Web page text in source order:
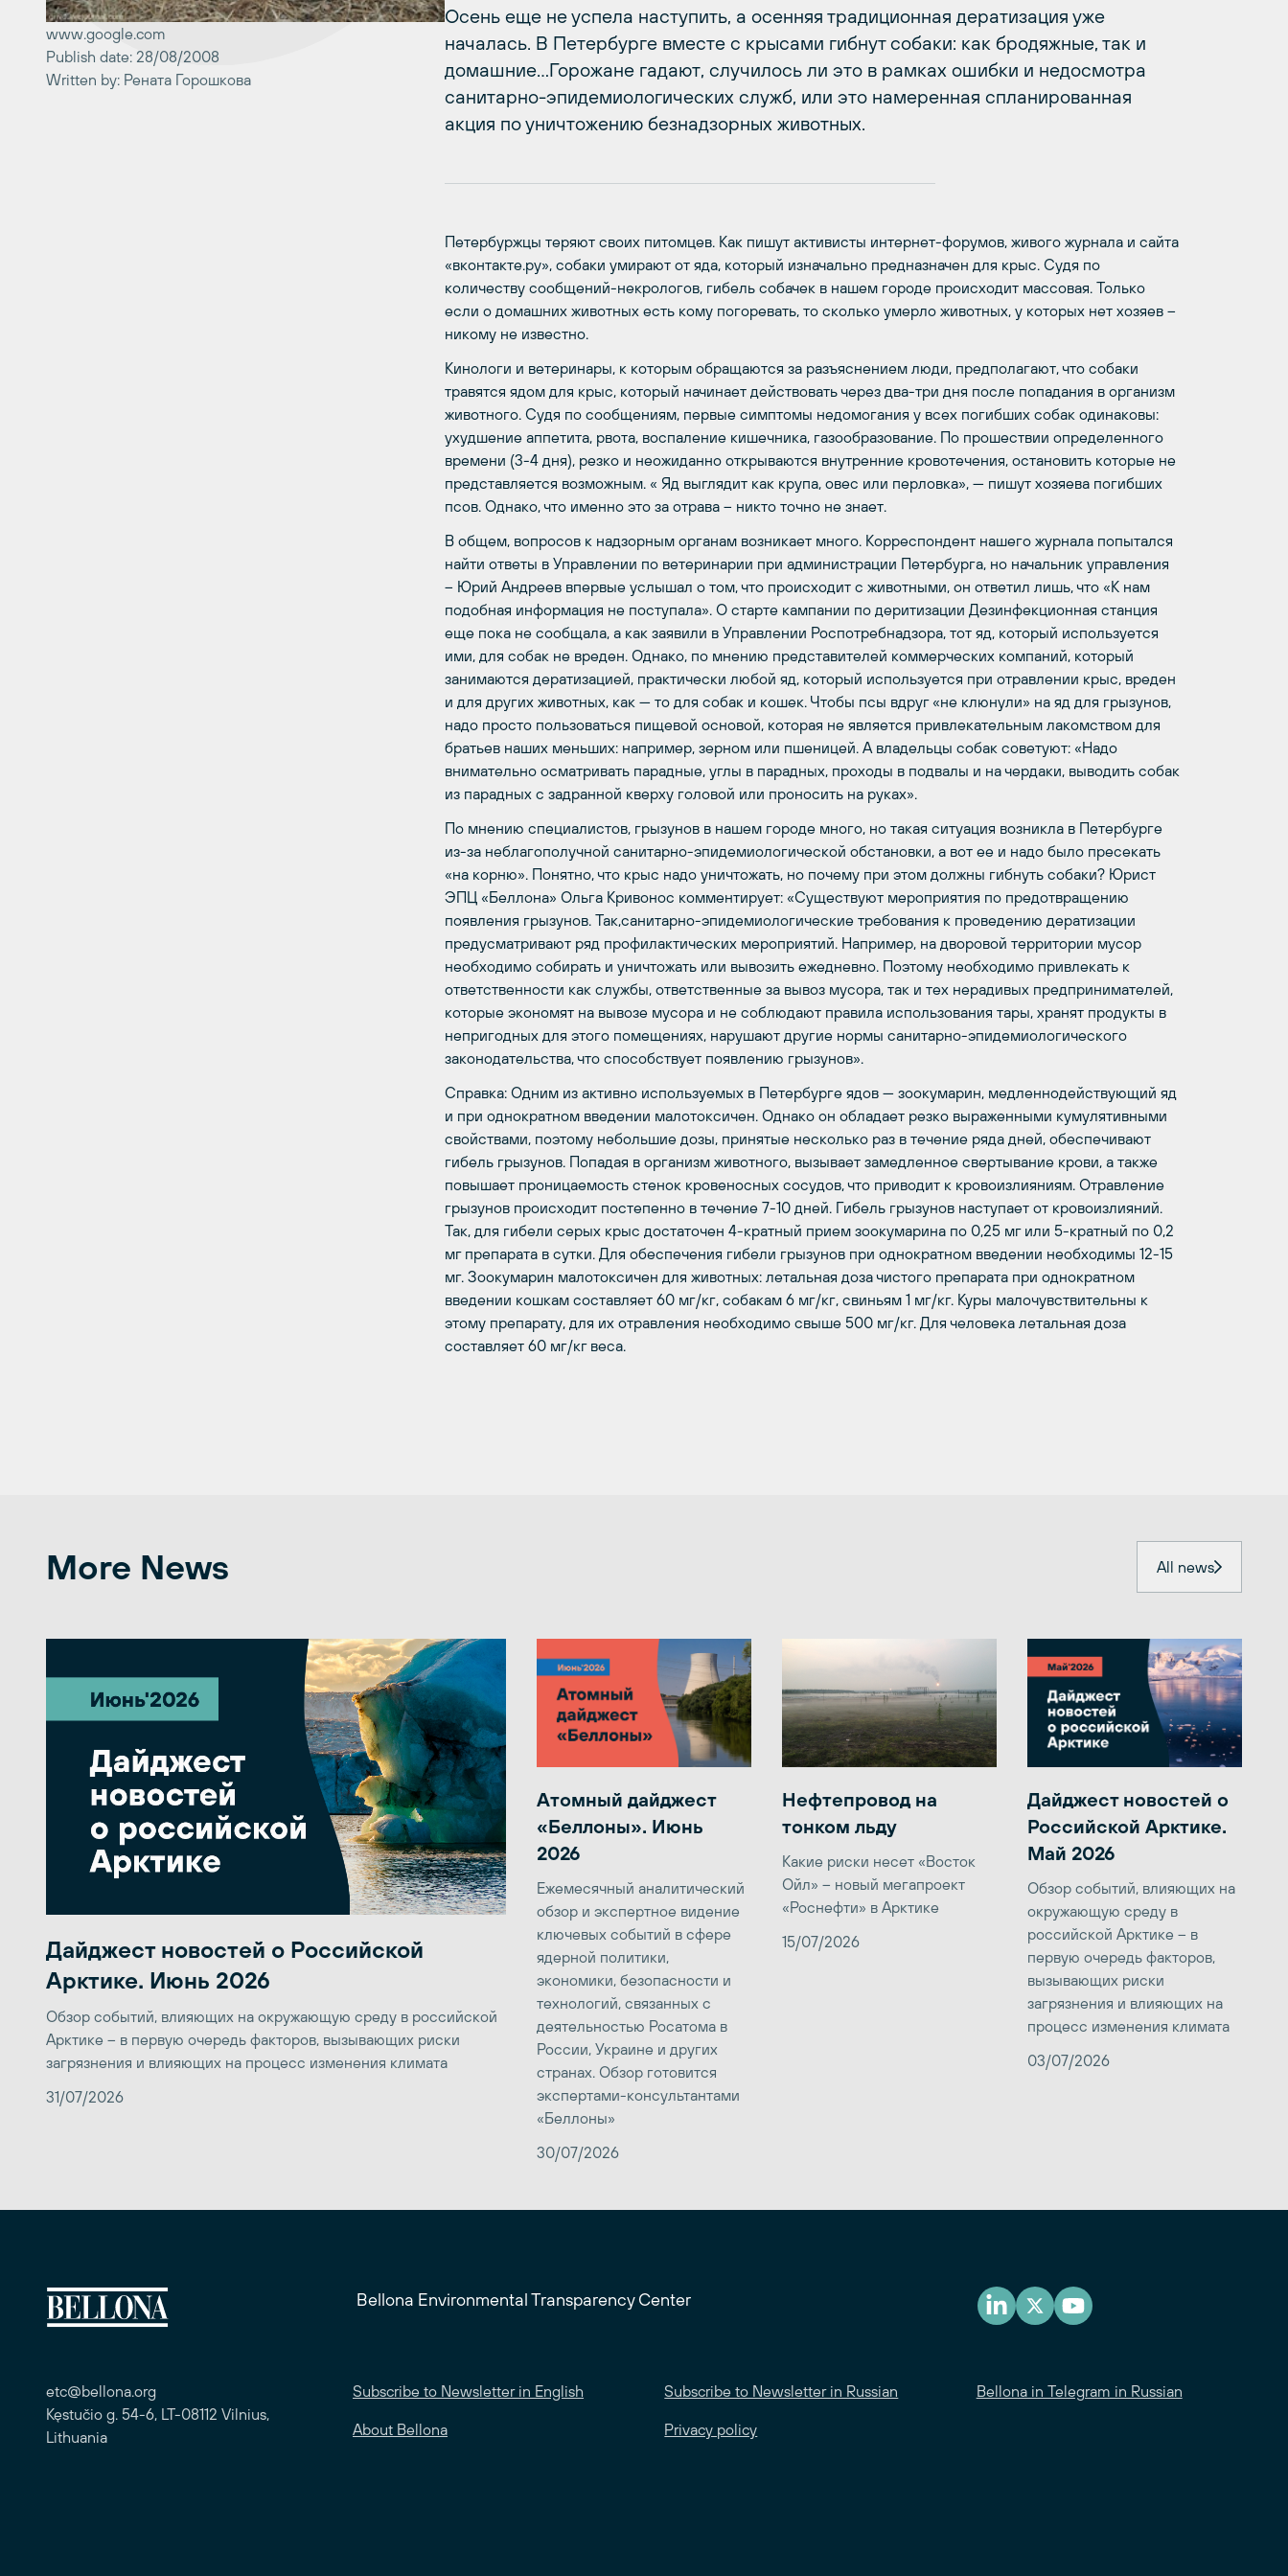
www.google.com
Publish date: 28/08/2008
Written by: Рената Горошкова
Осень еще не успела наступить, а осенняя традиционная дератизация уже
началась. В Петербурге вместе с крысами гибнут собаки: как бродяжные, так и
домашние…Горожане гадают, случилось ли это в рамках ошибки и недосмотра
санитарно-эпидемиологических служб, или это намеренная спланированная
акция по уничтожению безнадзорных животных.
Петербуржцы теряют своих питомцев. Как пишут активисты интернет-форумов, живого журнала и сайта
«вконтакте.ру», собаки умирают от яда, который изначально предназначен для крыс. Судя по
количеству сообщений-некрологов, гибель собачек в нашем городе происходит массовая. Только
если о домашних животных есть кому погоревать, то сколько умерло животных, у которых нет хозяев –
никому не известно.
Кинологи и ветеринары, к которым обращаются за разъяснением люди, предполагают, что собаки
травятся ядом для крыс, который начинает действовать через два-три дня после попадания в организм
животного. Судя по сообщениям, первые симптомы недомогания у всех погибших собак одинаковы:
ухудшение аппетита, рвота, воспаление кишечника, газообразование. По прошествии определенного
времени (3-4 дня), резко и неожиданно открываются внутренние кровотечения, остановить которые не
представляется возможным. « Яд выглядит как крупа, овес или перловка», — пишут хозяева погибших
псов. Однако, что именно это за отрава – никто точно не знает.
В общем, вопросов к надзорным органам возникает много. Корреспондент нашего журнала попытался
найти ответы в Управлении по ветеринарии при администрации Петербурга, но начальник управления
– Юрий Андреев впервые услышал о том, что происходит с животными, он ответил лишь, что «К нам
подобная информация не поступала». О старте кампании по деритизации Дезинфекционная станция
еще пока не сообщала, а как заявили в Управлении Роспотребнадзора, тот яд, который используется
ими, для собак не вреден. Однако, по мнению представителей коммерческих компаний, который
занимаются дератизацией, практически любой яд, который используется при отравлении крыс, вреден
и для других животных, как — то для собак и кошек. Чтобы псы вдруг «не клюнули» на яд для грызунов,
надо просто пользоваться пищевой основой, которая не является привлекательным лакомством для
братьев наших меньших: например, зерном или пшеницей. А владельцы собак советуют: «Надо
внимательно осматривать парадные, углы в парадных, проходы в подвалы и на чердаки, выводить собак
из парадных с задранной кверху головой или проносить на руках».
По мнению специалистов, грызунов в нашем городе много, но такая ситуация возникла в Петербурге
из-за неблагополучной санитарно-эпидемиологической обстановки, а вот ее и надо было пресекать
«на корню». Понятно, что крыс надо уничтожать, но почему при этом должны гибнуть собаки? Юрист
ЭПЦ «Беллона» Ольга Кривонос комментирует: «Существуют мероприятия по предотвращению
появления грызунов. Так,санитарно-эпидемиологические требования к проведению дератизации
предусматривают ряд профилактических мероприятий. Например, на дворовой территории мусор
необходимо собирать и уничтожать или вывозить ежедневно. Поэтому необходимо привлекать к
ответственности как службы, ответственные за вывоз мусора, так и тех нерадивых предпринимателей,
которые экономят на вывозе мусора и не соблюдают правила использования тары, хранят продукты в
непригодных для этого помещениях, нарушают другие нормы санитарно-эпидемиологического
законодательства, что способствует появлению грызунов».
Справка: Одним из активно используемых в Петербурге ядов — зоокумарин, медленнодействующий яд
и при однократном введении малотоксичен. Однако он обладает резко выраженными кумулятивными
свойствами, поэтому небольшие дозы, принятые несколько раз в течение ряда дней, обеспечивают
гибель грызунов. Попадая в организм животного, вызывает замедленное свертывание крови, а также
повышает проницаемость стенок кровеносных сосудов, что приводит к кровоизлияниям. Отравление
грызунов происходит постепенно в течение 7-10 дней. Гибель грызунов наступает от кровоизлияний.
Так, для гибели серых крыс достаточен 4-кратный прием зоокумарина по 0,25 мг или 5-кратный по 0,2
мг препарата в сутки. Для обеспечения гибели грызунов при однократном введении необходимы 12-15
мг. Зоокумарин малотоксичен для животных: летальная доза чистого препарата при однократном
введении кошкам составляет 60 мг/кг, собакам 6 мг/кг, свиньям 1 мг/кг. Куры малочувствительны к
этому препарату, для их отравления необходимо свыше 500 мг/кг. Для человека летальная доза
составляет 60 мг/кг веса.
More News All news
Дайджест новостей о Российской
Арктике. Июнь 2026
Обзор событий, влияющих на окружающую среду в российской
Арктике – в первую очередь факторов, вызывающих риски
загрязнения и влияющих на процесс изменения климата
31/07/2026
Атомный дайджест
«Беллоны». Июнь
2026
Ежемесячный аналитический
обзор и экспертное видение
ключевых событий в сфере
ядерной политики,
экономики, безопасности и
технологий, связанных с
деятельностью Росатома в
России, Украине и других
странах. Обзор готовится
экспертами-консультантами
«Беллоны»
30/07/2026
Нефтепровод на
тонком льду
Какие риски несет «Восток
Ойл» – новый мегапроект
«Роснефти» в Арктике
15/07/2026
Дайджест новостей о
Российской Арктике.
Май 2026
Обзор событий, влияющих на
окружающую среду в
российской Арктике – в
первую очередь факторов,
вызывающих риски
загрязнения и влияющих на
процесс изменения климата
03/07/2026
Bellona Environmental Transparency Center
etc@bellona.org
Kęstučio g. 54-6, LT-08112 Vilnius,
Lithuania
Subscribe to Newsletter in English Subscribe to Newsletter in Russian Bellona in Telegram in Russian
About Bellona Privacy policy